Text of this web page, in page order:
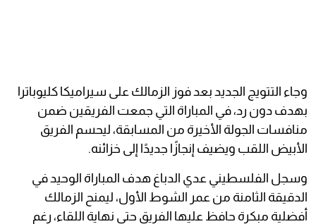
وجاء التتويج الجديد بعد فوز الزمالك على سيراميكا كليوباترا
بهدف دون رد، في المباراة التي جمعت الفريقين ضمن
منافسات الجولة الأخيرة من المسابقة، ليحسم الفريق
الأبيض اللقب ويضيف إنجازًا جديدًا إلى خزائنه.
وسجل الفلسطيني عدي الدباغ هدف المباراة الوحيد في
الدقيقة الثامنة من عمر الشوط الأول، ليمنح الزمالك
أفضلية مبكرة حافظ عليها الفريق حتى نهاية اللقاء، رغم